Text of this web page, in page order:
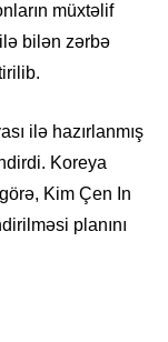
müxtəlif
bilən zərbə
ilə hazırlanmış
Koreya
Kim Çen In
planını